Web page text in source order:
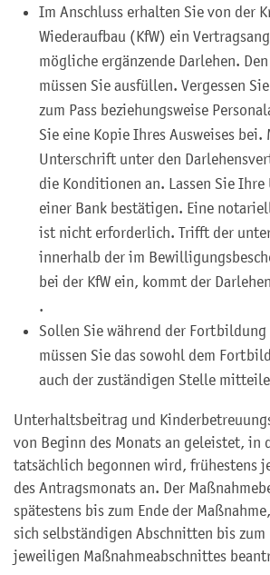
Im Anschluss erhalten Sie von der
Wiederaufbau (KfW) ein
mögliche ergänzende Darlehen.
müssen Sie ausfüllen. Vergessen
zum Pass beziehungsweise
Sie eine Kopie Ihres Ausweises
Unterschrift unter den
die Konditionen an. Lassen Sie
einer Bank bestätigen. Eine
ist nicht erforderlich. Trifft der
innerhalb der im
bei der KfW ein, kommt der
.
Sollen Sie während der Fortbildung
müssen Sie das sowohl dem
auch der zuständigen Stelle
Unterhaltsbeitrag und
von Beginn des Monats an geleistet, in
tatsächlich begonnen wird, frühestens
des Antragsmonats an. Der
spätestens bis zum Ende der
sich selbständigen Abschnitten bis zum
jeweiligen Maßnahmeabschnittes